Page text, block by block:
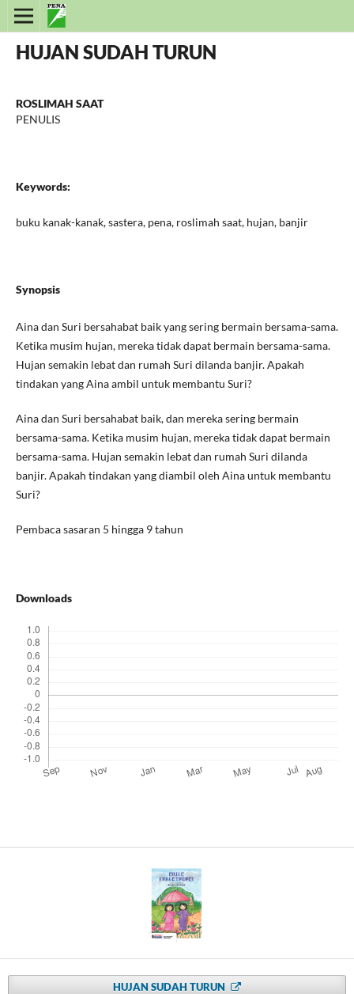
HUJAN SUDAH TURUN
ROSLIMAH SAAT
PENULIS
Keywords:
buku kanak-kanak, sastera, pena, roslimah saat, hujan, banjir
Synopsis
Aina dan Suri bersahabat baik yang sering bermain bersama-sama.
Ketika musim hujan, mereka tidak dapat bermain bersama-sama.
Hujan semakin lebat dan rumah Suri dilanda banjir. Apakah
tindakan yang Aina ambil untuk membantu Suri?
Aina dan Suri bersahabat baik, dan mereka sering bermain
bersama-sama. Ketika musim hujan, mereka tidak dapat bermain
bersama-sama. Hujan semakin lebat dan rumah Suri dilanda
banjir. Apakah tindakan yang diambil oleh Aina untuk membantu
Suri?
Pembaca sasaran 5 hingga 9 tahun
Downloads
HUJAN SUDAH TURUN